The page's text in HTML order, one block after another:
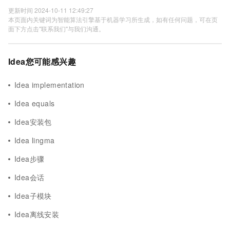
更新时间 2024-10-11 12:49:27
本页面内关键词为智能算法引擎基于机器学习所生成，如有任何问题，可在页
面下方点击"联系我们"与我们沟通。
Idea您可能感兴趣
Idea implementation
Idea equals
Idea安装包
Idea lingma
Idea步骤
Idea会话
Idea子模块
Idea离线安装